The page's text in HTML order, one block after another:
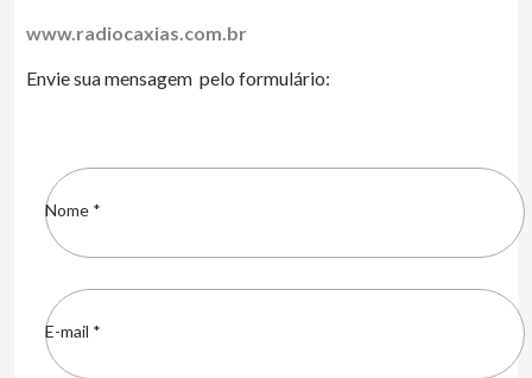
www.radiocaxias.com.br
Envie sua mensagem pelo formulário:
Nome *
E-mail *